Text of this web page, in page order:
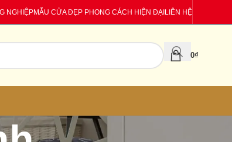
NGHIỆPMẪU CỬA ĐẸP PHONG CÁCH HIỆN ĐẠILIÊN HỆ
0₫